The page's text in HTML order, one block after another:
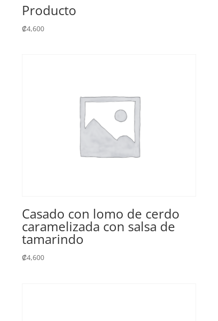
Producto
₡4,600
Casado con lomo de cerdo
caramelizada con salsa de
tamarindo
₡4,600